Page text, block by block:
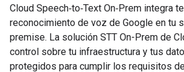
Cloud Speech‐to‐Text On‐Prem integra
reconocimiento de voz de Google en tu
premise. La solución STT On-Prem de
control sobre tu infraestructura y tus
protegidos para cumplir los requisitos